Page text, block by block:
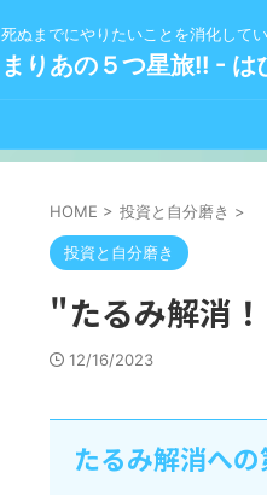
死ぬまでにやりたいことを消化してい
まりあの５つ星旅!! - は
HOME > 投資と自分磨き >
投資と自分磨き
"たるみ解消
12/16/2023
たるみ解消へ